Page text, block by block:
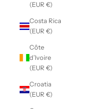
(EUR €)
Costa Rica
(EUR €)
Côte
d’Ivoire
(EUR €)
Croatia
(EUR €)